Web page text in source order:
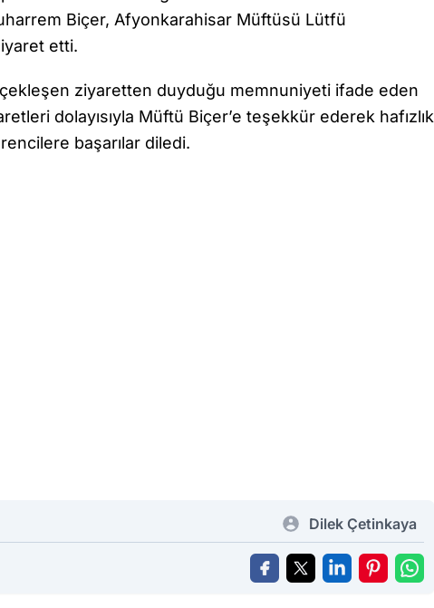
Biçer, Afyonkarahisar Müftüsü Lütfü
etti.
ziyaretten duyduğu memnuniyeti ifade eden
dolayısıyla Müftü Biçer’e teşekkür ederek hafızlık
başarılar diledi.
Dilek Çetinkaya